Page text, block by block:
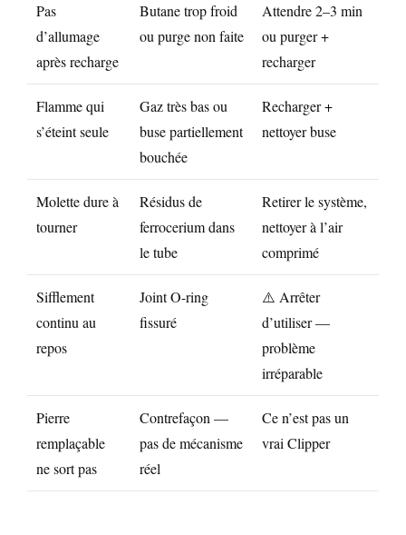
Pas
d’allumage
après recharge
Butane trop froid
ou purge non faite
Attendre 2–3 min
ou purger +
recharger
Flamme qui
s’éteint seule
Gaz très bas ou
buse partiellement
bouchée
Recharger +
nettoyer buse
Molette dure à
tourner
Résidus de
ferrocerium dans
le tube
Retirer le système,
nettoyer à l’air
comprimé
Sifflement
continu au
repos
Joint O-ring
fissuré
⚠️ Arrêter
d’utiliser —
problème
irréparable
Pierre
remplaçable
ne sort pas
Contrefaçon —
pas de mécanisme
réel
Ce n’est pas un
vrai Clipper